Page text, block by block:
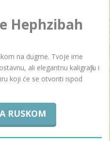
Hephzibah
na dugme. Tvoje ime
ali elegantnu kaligrafiju i
koji će se otvoriti ispod
RUSKOM